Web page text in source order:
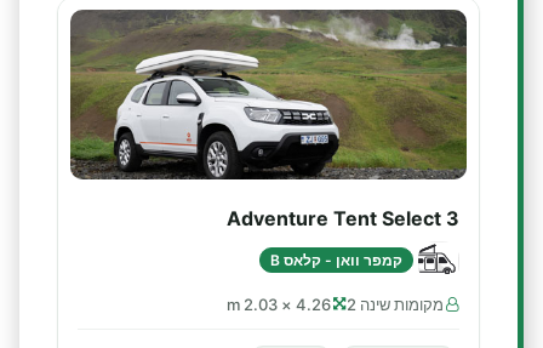
Adventure Tent Select 3
קמפר וואן - קלאס B
מקומות שינה 2 4.26 × 2.03 m